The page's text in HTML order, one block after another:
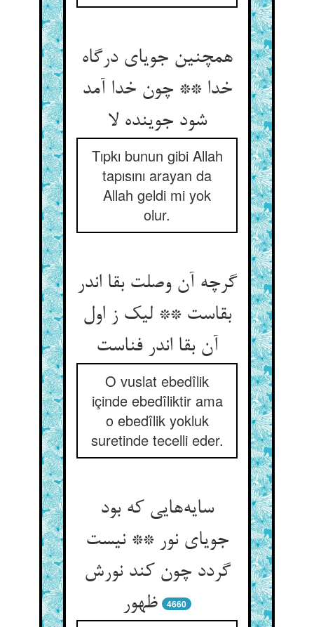
همچنین جویای درگاه
خدا ** چون خدا آمد
شود جوینده لا
Tıpkı bunun gibi Allah
tapısını arayan da
Allah geldi mi yok
olur.
گرچه آن وصلت بقا اندر
بقاست ** لیک ز اول
آن بقا اندر فناست
O vuslat ebedîlik
içinde ebedîliktir ama
o ebedîlik yokluk
suretinde tecelli eder.
سایه‌هایی که بود
جویای نور ** نیست
گردد چون کند نورش
ظهور
4660